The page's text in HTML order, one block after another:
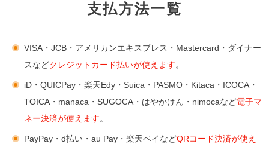
支払方法一覧
VISA・JCB・アメリカンエキスプレス・Mastercard・ダイナー
スなどクレジットカード払いが使えます。
iD・QUICPay・楽天Edy・Suica・PASMO・Kitaca・ICOCA・
TOICA・manaca・SUGOCA・はやかけん・nimocaなど電子マ
ネー決済が使えます。
PayPay・d払い・au Pay・楽天ペイなどQRコード決済が使え